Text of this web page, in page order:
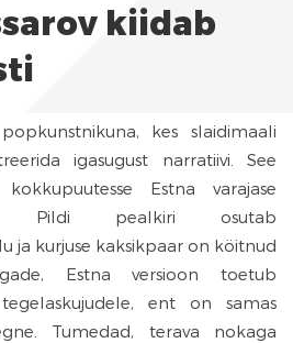
kiidab
kes slaidimaali
igasugust narratiivi. See
Estna varajase
Pildi pealkiri osutab
ja kurjuse kaksikpaar on köitnud
Estna versioon toetub
ent on samas
Tumedad, terava nokaga